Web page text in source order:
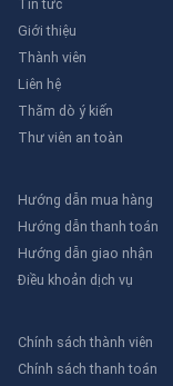
Tin tức
Giới thiệu
Thành viên
Liên hệ
Thăm dò ý kiến
Thư viên an toàn
Hướng dẫn mua hàng
Hướng dẫn thanh toán
Hướng dẫn giao nhận
Điều khoản dịch vụ
Chính sách thành viên
Chính sách thanh toán